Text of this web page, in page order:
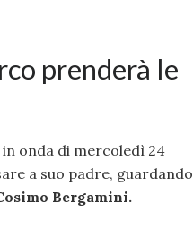
prenderà le
onda di mercoledì 24
a suo padre, guardando
Bergamini.